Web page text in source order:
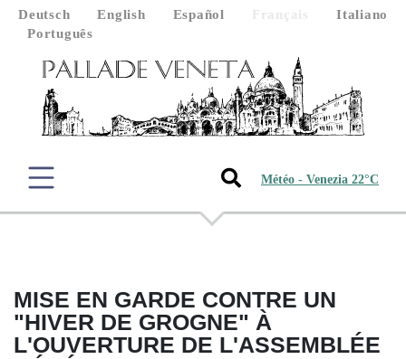
Deutsch English Español
Italiano
Português
Météo - Venezia 22°C
MISE EN GARDE CONTRE UN
"HIVER DE GROGNE" À
L'OUVERTURE DE L'ASSEMBLÉE